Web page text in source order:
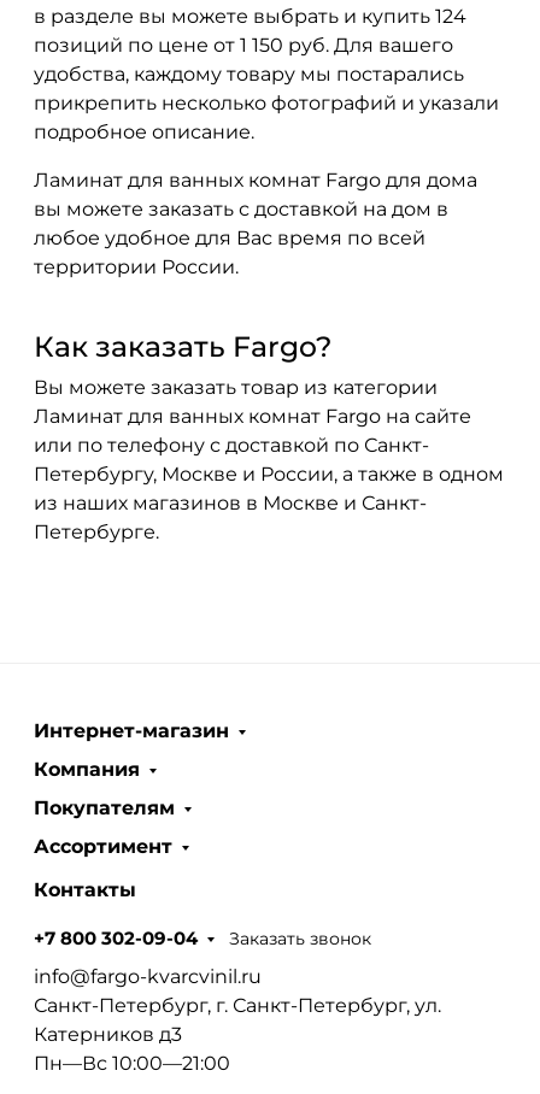
в разделе вы можете выбрать и купить 124
позиций по цене от 1 150 руб. Для вашего
удобства, каждому товару мы постарались
прикрепить несколько фотографий и указали
подробное описание.
Ламинат для ванных комнат Fargo для дома
вы можете заказать с доставкой на дом в
любое удобное для Вас время по всей
территории России.
Как заказать Fargo?
Вы можете заказать товар из категории
Ламинат для ванных комнат Fargo на сайте
или по телефону с доставкой по Санкт-
Петербургу, Москве и России, а также в одном
из наших магазинов в Москве и Санкт-
Петербурге.
Интернет-магазин
Компания
Покупателям
Ассортимент
Контакты
+7 800 302-09-04 Заказать звонок
info@fargo-kvarcvinil.ru
Санкт-Петербург, г. Санкт-Петербург, ул.
Катерников д3
Пн—Вс 10:00—21:00